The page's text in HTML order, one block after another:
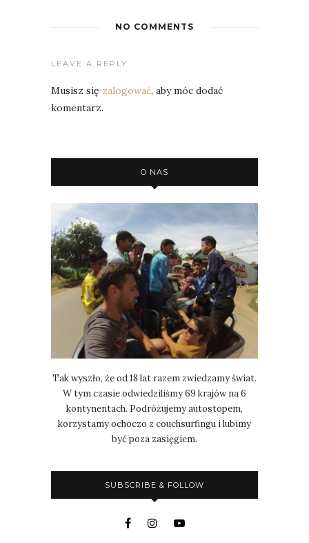
NO COMMENTS
LEAVE A REPLY
Musisz się zalogować, aby móc dodać
komentarz.
O NAS
Tak wyszło, że od 18 lat razem zwiedzamy świat.
W tym czasie odwiedziliśmy 69 krajów na 6
kontynentach. Podróżujemy autostopem,
korzystamy ochoczo z couchsurfingu i lubimy
być poza zasięgiem.
SUBSCRIBE & FOLLOW